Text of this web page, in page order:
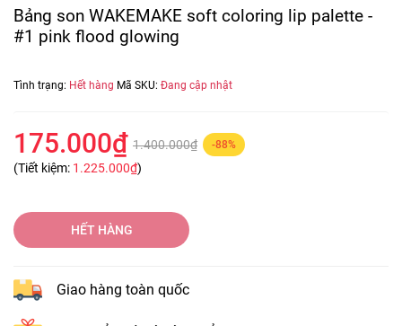
Bảng son WAKEMAKE soft coloring lip palette -
#1 pink flood glowing
Tình trạng: Hết hàng Mã SKU: Đang cập nhật
175.000₫ 1.400.000₫ -88%
(Tiết kiệm: 1.225.000₫)
HẾT HÀNG
Giao hàng toàn quốc